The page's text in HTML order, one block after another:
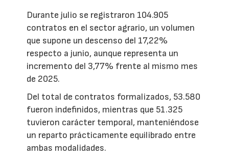
Durante julio se registraron 104.905
contratos en el sector agrario, un volumen
que supone un descenso del 17,22%
respecto a junio, aunque representa un
incremento del 3,77% frente al mismo mes
de 2025.
Del total de contratos formalizados, 53.580
fueron indefinidos, mientras que 51.325
tuvieron carácter temporal, manteniéndose
un reparto prácticamente equilibrado entre
ambas modalidades.